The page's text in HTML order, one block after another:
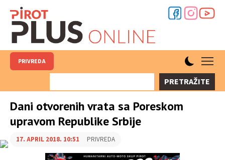
PRIVREDA
PRETRAŽITE
Dani otvorenih vrata sa Poreskom
upravom Republike Srbije
17. APRIL 2018. 10:51 PRIVREDA